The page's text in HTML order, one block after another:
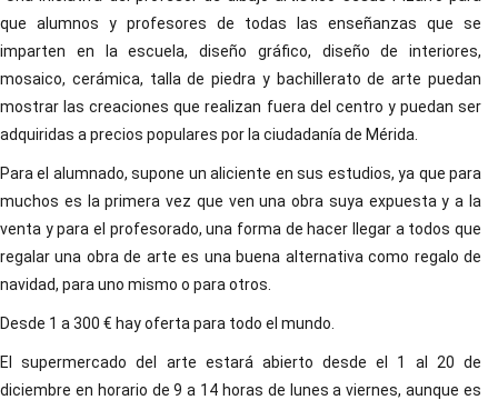
que alumnos y profesores de todas las enseñanzas que se
imparten en la escuela, diseño gráfico, diseño de interiores,
mosaico, cerámica, talla de piedra y bachillerato de arte puedan
mostrar las creaciones que realizan fuera del centro y puedan ser
adquiridas a precios populares por la ciudadanía de Mérida.
Para el alumnado, supone un aliciente en sus estudios, ya que para
muchos es la primera vez que ven una obra suya expuesta y a la
venta y para el profesorado, una forma de hacer llegar a todos que
regalar una obra de arte es una buena alternativa como regalo de
navidad, para uno mismo o para otros.
Desde 1 a 300 € hay oferta para todo el mundo.
El supermercado del arte estará abierto desde el 1 al 20 de
diciembre en horario de 9 a 14 horas de lunes a viernes, aunque es